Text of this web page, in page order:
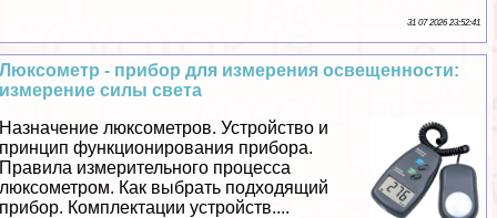
31 07 2026 23:52:41
Люксометр - прибор для измерения освещенности:
измерение силы света
Назначение люксометров. Устройство и
принцип функционирования прибора.
Правила измерительного процесса
люксометром. Как выбрать подходящий
прибор. Комплектации устройств....